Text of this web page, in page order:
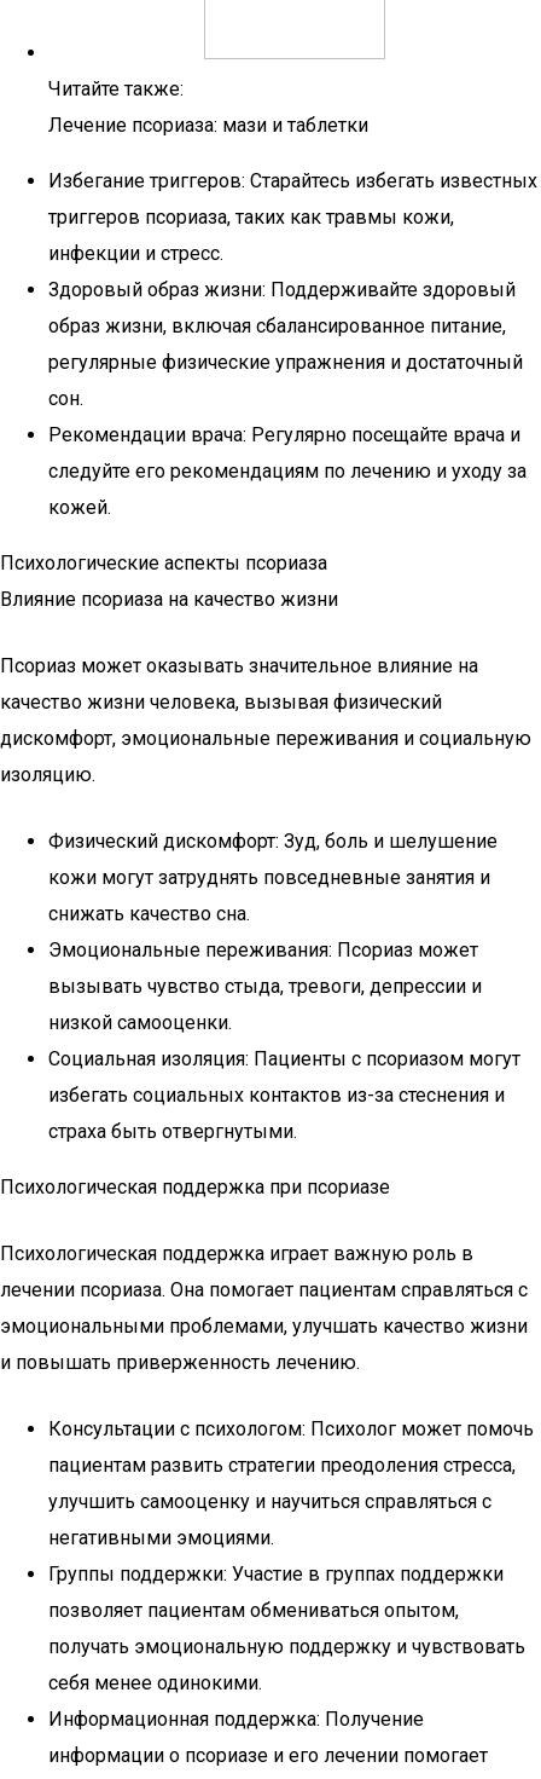
Читайте также:
Лечение псориаза: мази и таблетки
Избегание триггеров: Старайтесь избегать известных
триггеров псориаза, таких как травмы кожи,
инфекции и стресс.
Здоровый образ жизни: Поддерживайте здоровый
образ жизни, включая сбалансированное питание,
регулярные физические упражнения и достаточный
сон.
Рекомендации врача: Регулярно посещайте врача и
следуйте его рекомендациям по лечению и уходу за
кожей.
Психологические аспекты псориаза
Влияние псориаза на качество жизни
Псориаз может оказывать значительное влияние на
качество жизни человека, вызывая физический
дискомфорт, эмоциональные переживания и социальную
изоляцию.
Физический дискомфорт: Зуд, боль и шелушение
кожи могут затруднять повседневные занятия и
снижать качество сна.
Эмоциональные переживания: Псориаз может
вызывать чувство стыда, тревоги, депрессии и
низкой самооценки.
Социальная изоляция: Пациенты с псориазом могут
избегать социальных контактов из-за стеснения и
страха быть отвергнутыми.
Психологическая поддержка при псориазе
Психологическая поддержка играет важную роль в
лечении псориаза. Она помогает пациентам справляться с
эмоциональными проблемами, улучшать качество жизни
и повышать приверженность лечению.
Консультации с психологом: Психолог может помочь
пациентам развить стратегии преодоления стресса,
улучшить самооценку и научиться справляться с
негативными эмоциями.
Группы поддержки: Участие в группах поддержки
позволяет пациентам обмениваться опытом,
получать эмоциональную поддержку и чувствовать
себя менее одинокими.
Информационная поддержка: Получение
информации о псориазе и его лечении помогает